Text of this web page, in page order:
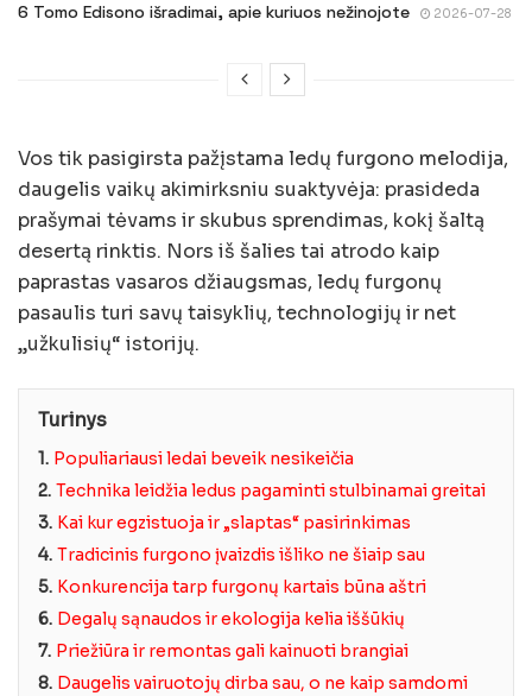
6 Tomo Edisono išradimai, apie kuriuos nežinojote 2026-07-28
Vos tik pasigirsta pažįstama ledų furgono melodija,
daugelis vaikų akimirksniu suaktyvėja: prasideda
prašymai tėvams ir skubus sprendimas, kokį šaltą
desertą rinktis. Nors iš šalies tai atrodo kaip
paprastas vasaros džiaugsmas, ledų furgonų
pasaulis turi savų taisyklių, technologijų ir net
„užkulisių“ istorijų.
Turinys
1. Populiariausi ledai beveik nesikeičia
2. Technika leidžia ledus pagaminti stulbinamai greitai
3. Kai kur egzistuoja ir „slaptas“ pasirinkimas
4. Tradicinis furgono įvaizdis išliko ne šiaip sau
5. Konkurencija tarp furgonų kartais būna aštri
6. Degalų sąnaudos ir ekologija kelia iššūkių
7. Priežiūra ir remontas gali kainuoti brangiai
8. Daugelis vairuotojų dirba sau, o ne kaip samdomi